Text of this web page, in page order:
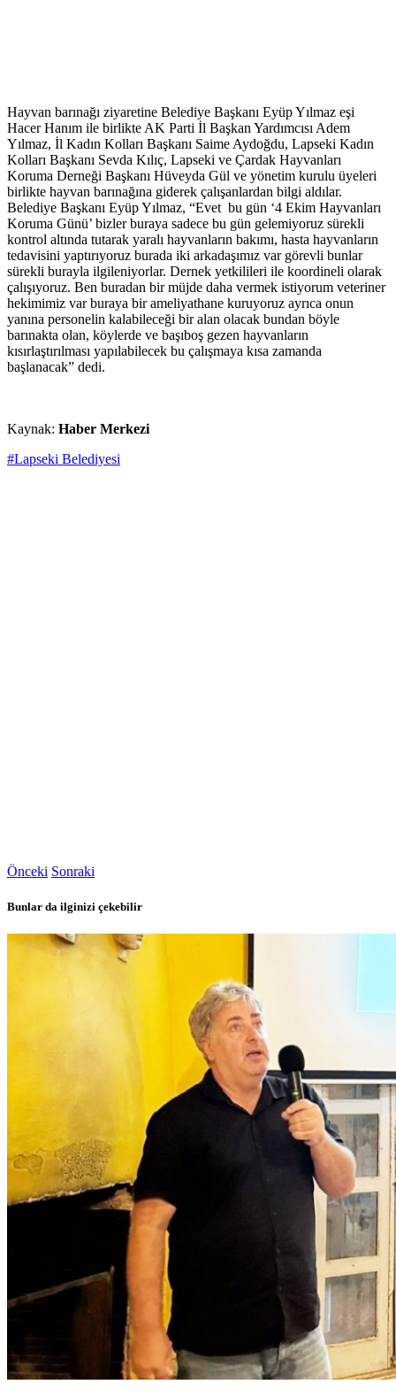
Hayvan barınağı ziyaretine Belediye Başkanı Eyüp Yılmaz eşi
Hacer Hanım ile birlikte AK Parti İl Başkan Yardımcısı Adem
Yılmaz, İl Kadın Kolları Başkanı Saime Aydoğdu, Lapseki Kadın
Kolları Başkanı Sevda Kılıç, Lapseki ve Çardak Hayvanları
Koruma Derneği Başkanı Hüveyda Gül ve yönetim kurulu üyeleri
birlikte hayvan barınağına giderek çalışanlardan bilgi aldılar.
Belediye Başkanı Eyüp Yılmaz, “Evet bu gün ‘4 Ekim Hayvanları
Koruma Günü’ bizler buraya sadece bu gün gelemiyoruz sürekli
kontrol altında tutarak yaralı hayvanların bakımı, hasta hayvanların
tedavisini yaptırıyoruz burada iki arkadaşımız var görevli bunlar
sürekli burayla ilgileniyorlar. Dernek yetkilileri ile koordineli olarak
çalışıyoruz. Ben buradan bir müjde daha vermek istiyorum veteriner
hekimimiz var buraya bir ameliyathane kuruyoruz ayrıca onun
yanına personelin kalabileceği bir alan olacak bundan böyle
barınakta olan, köylerde ve başıboş gezen hayvanların
kısırlaştırılması yapılabilecek bu çalışmaya kısa zamanda
başlanacak” dedi.
Kaynak: Haber Merkezi
#Lapseki Belediyesi
Önceki Sonraki
Bunlar da ilginizi çekebilir